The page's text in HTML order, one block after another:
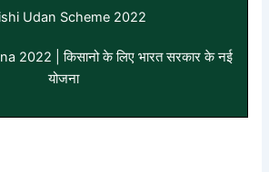
Udan Scheme 2022
2022 | किसानो के लिए भारत सरकार के नई
योजना